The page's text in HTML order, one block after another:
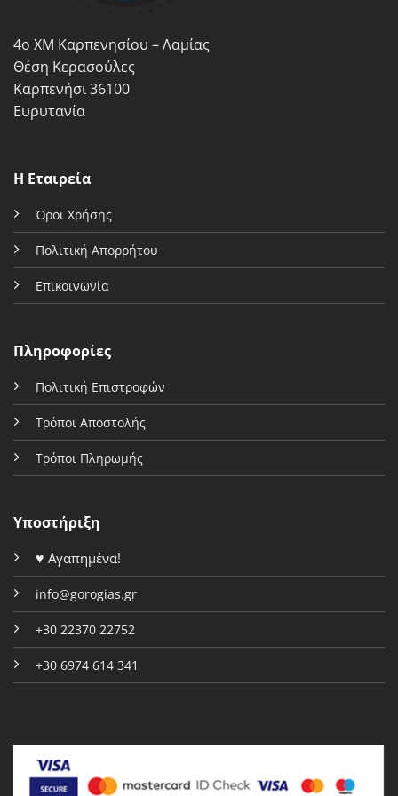
του
προϊόντος
4ο ΧΜ Καρπενησίου – Λαμίας
Θέση Κερασούλες
Καρπενήσι 36100
Ευρυτανία
Η Εταιρεία
Όροι Χρήσης
Πολιτική Απορρήτου
Επικοινωνία
Πληροφορίες
Πολιτική Επιστροφών
Τρόποι Αποστολής
Τρόποι Πληρωμής
Υποστήριξη
♥ Αγαπημένα!
info@gorogias.gr
+30 22370 22752
+30 6974 614 341